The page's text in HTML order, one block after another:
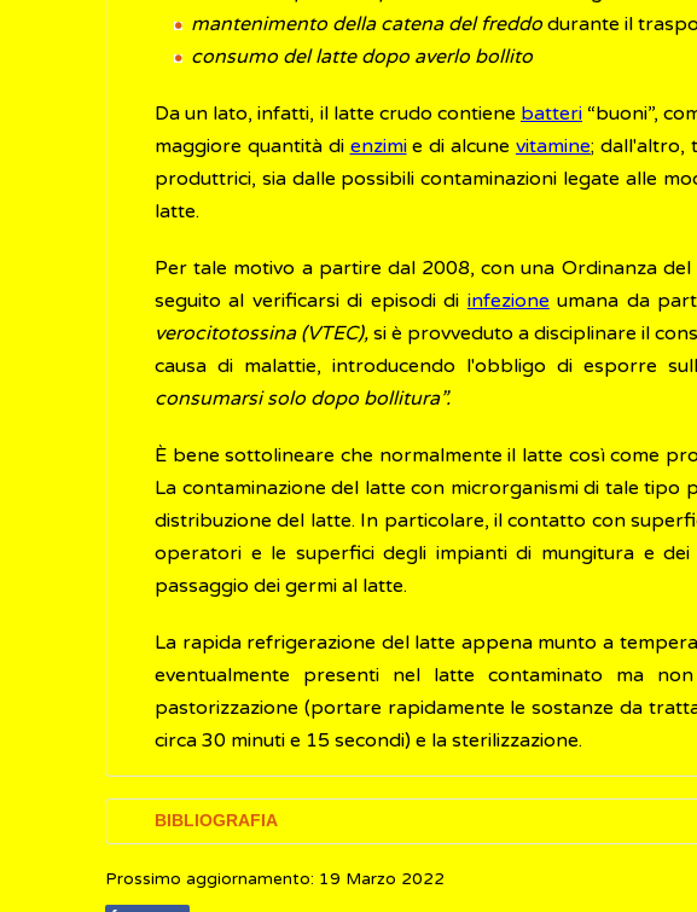
mantenimento della catena del freddodurante il
consumo del latte dopo averlo bollito
Da un lato, infatti, il latte crudo contiene batteri “buoni”,
maggiore quantità di enzimie di alcune vitamine; dall'altro,
produttrici, sia dalle possibili contaminazioni legate alle
latte.
Per tale motivo a partire dal 2008, con una Ordinanza
seguito al verificarsi di episodi di infezione umana da
verocitotossina (VTEC), si è provveduto a disciplinare il
causa di malattie, introducendo l'obbligo di esporre
consumarsi solo dopo bollitura”.
È bene sottolineare che normalmente il latte così come
La contaminazione del latte con microrganismi di tale tipo
distribuzione del latte. In particolare, il contatto con
operatori e le superfici degli impianti di mungitura e dei
passaggio dei germi al latte.
La rapida refrigerazione del latte appena munto a
eventualmente presenti nel latte contaminato ma
pastorizzazione (portare rapidamente le sostanze da
circa 30 minuti e 15 secondi) e la sterilizzazione.
BIBLIOGRAFIA
Regolamento (CE) n. 852/2004 del Parlamento Europeo e
Prossimo aggiornamento: 19 Marzo 2022